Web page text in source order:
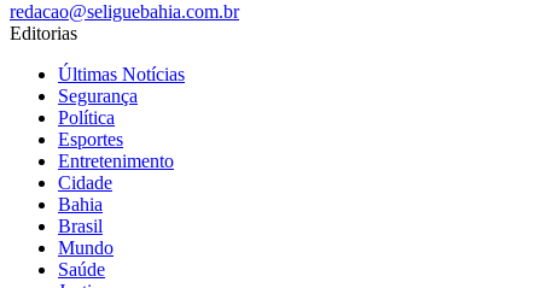
redacao@seliguebahia.com.br
Editorias
Últimas Notícias
Segurança
Política
Esportes
Entretenimento
Cidade
Bahia
Brasil
Mundo
Saúde